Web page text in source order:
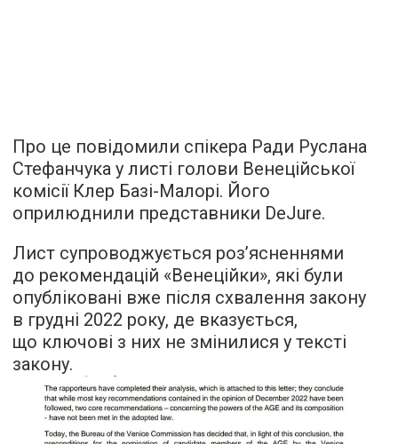
Про це повідомили спікера Ради Руслана
Стефанчука у листі голови Венеційської
комісії Клер Базі-Малорі. Його
оприлюднили представники DeJure.
Лист супроводжується роз’ясненнями
до рекомендацій «Венеційки», які були
опубліковані вже після схвалення закону
в грудні 2022 року, де вказується,
що ключові з них не змінилися у тексті
закону.